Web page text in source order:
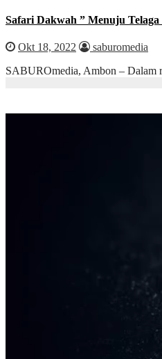
Safari Dakwah ” Menuju
Okt 18, 2022
saburomedia
SABUROmedia, Ambon – Dalam